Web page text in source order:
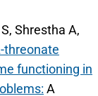
Shrestha A,
threonate
functioning in
A